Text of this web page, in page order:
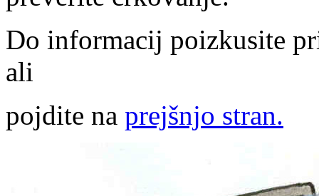
Do informacij poizkusite
ali
pojdite na prejšnjo stran.